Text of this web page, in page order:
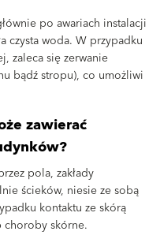
po awariach instalacji
czysta woda. W przypadku
zaleca się zerwanie
bądź stropu), co umożliwi
zawierać
pola, zakłady
ścieków, niesie ze sobą
kontaktu ze skórą
skórne.